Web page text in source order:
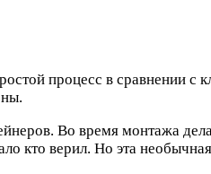
процесс в
Во время монтажа
кто верил. Но эта